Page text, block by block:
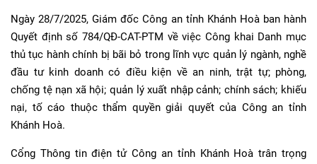
Ngày 28/7/2025, Giám đốc Công an tỉnh Khánh Hoà ban hành
Quyết định số 784/QĐ-CAT-PTM về việc Công khai Danh mục
thủ tục hành chính bị bãi bỏ trong lĩnh vực quản lý ngành, nghề
đầu tư kinh doanh có điều kiện về an ninh, trật tự; phòng,
chống tệ nạn xã hội; quản lý xuất nhập cảnh; chính sách; khiếu
nại, tố cáo thuộc thẩm quyền giải quyết của Công an tỉnh
Khánh Hoà.
Cổng Thông tin điện tử Công an tỉnh Khánh Hoà trân trọng